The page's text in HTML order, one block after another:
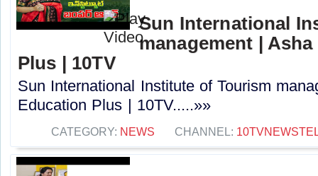
Sun International
management |
Plus | 10TV
Sun International Institute of Tourism
Education Plus | 10TV.....»»
CATEGORY: NEWS CHANNEL: